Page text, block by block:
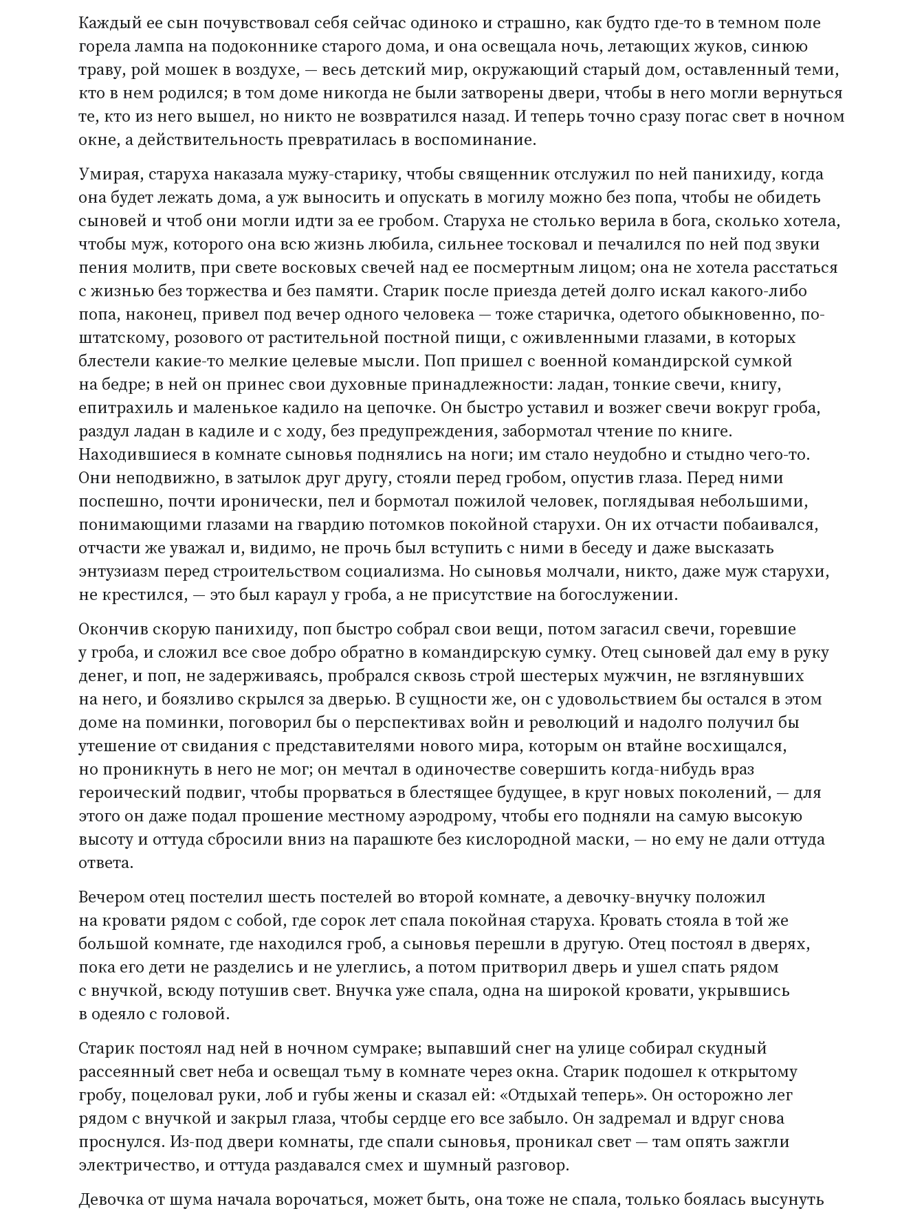
Каждый ее сын почувствовал себя сейчас одиноко и страшно, как будто где-то в темном поле
горела лампа на подоконнике старого дома, и она освещала ночь, летающих жуков, синюю
траву, рой мошек в воздухе, — весь детский мир, окружающий старый дом, оставленный теми,
кто в нем родился; в том доме никогда не были затворены двери, чтобы в него могли вернуться
те, кто из него вышел, но никто не возвратился назад. И теперь точно сразу погас свет в ночном
окне, а действительность превратилась в воспоминание.
Умирая, старуха наказала мужу-старику, чтобы священник отслужил по ней панихиду, когда
она будет лежать дома, а уж выносить и опускать в могилу можно без попа, чтобы не обидеть
сыновей и чтоб они могли идти за ее гробом. Старуха не столько верила в бога, сколько хотела,
чтобы муж, которого она всю жизнь любила, сильнее тосковал и печалился по ней под звуки
пения молитв, при свете восковых свечей над ее посмертным лицом; она не хотела расстаться
с жизнью без торжества и без памяти. Старик после приезда детей долго искал какого-либо
попа, наконец, привел под вечер одного человека — тоже старичка, одетого обыкновенно, по-
штатскому, розового от растительной постной пищи, с оживленными глазами, в которых
блестели какие-то мелкие целевые мысли. Поп пришел с военной командирской сумкой
на бедре; в ней он принес свои духовные принадлежности: ладан, тонкие свечи, книгу,
епитрахиль и маленькое кадило на цепочке. Он быстро уставил и возжег свечи вокруг гроба,
раздул ладан в кадиле и с ходу, без предупреждения, забормотал чтение по книге.
Находившиеся в комнате сыновья поднялись на ноги; им стало неудобно и стыдно чего-то.
Они неподвижно, в затылок друг другу, стояли перед гробом, опустив глаза. Перед ними
поспешно, почти иронически, пел и бормотал пожилой человек, поглядывая небольшими,
понимающими глазами на гвардию потомков покойной старухи. Он их отчасти побаивался,
отчасти же уважал и, видимо, не прочь был вступить с ними в беседу и даже высказать
энтузиазм перед строительством социализма. Но сыновья молчали, никто, даже муж старухи,
не крестился, — это был караул у гроба, а не присутствие на богослужении.
Окончив скорую панихиду, поп быстро собрал свои вещи, потом загасил свечи, горевшие
у гроба, и сложил все свое добро обратно в командирскую сумку. Отец сыновей дал ему в руку
денег, и поп, не задерживаясь, пробрался сквозь строй шестерых мужчин, не взглянувших
на него, и боязливо скрылся за дверью. В сущности же, он с удовольствием бы остался в этом
доме на поминки, поговорил бы о перспективах войн и революций и надолго получил бы
утешение от свидания с представителями нового мира, которым он втайне восхищался,
но проникнуть в него не мог; он мечтал в одиночестве совершить когда-нибудь враз
героический подвиг, чтобы прорваться в блестящее будущее, в круг новых поколений, — для
этого он даже подал прошение местному аэродрому, чтобы его подняли на самую высокую
высоту и оттуда сбросили вниз на парашюте без кислородной маски, — но ему не дали оттуда
ответа.
Вечером отец постелил шесть постелей во второй комнате, а девочку-внучку положил
на кровати рядом с собой, где сорок лет спала покойная старуха. Кровать стояла в той же
большой комнате, где находился гроб, а сыновья перешли в другую. Отец постоял в дверях,
пока его дети не разделись и не улеглись, а потом притворил дверь и ушел спать рядом
с внучкой, всюду потушив свет. Внучка уже спала, одна на широкой кровати, укрывшись
в одеяло с головой.
Старик постоял над ней в ночном сумраке; выпавший снег на улице собирал скудный
рассеянный свет неба и освещал тьму в комнате через окна. Старик подошел к открытому
гробу, поцеловал руки, лоб и губы жены и сказал ей: «Отдыхай теперь». Он осторожно лег
рядом с внучкой и закрыл глаза, чтобы сердце его все забыло. Он задремал и вдруг снова
проснулся. Из-под двери комнаты, где спали сыновья, проникал свет — там опять зажгли
электричество, и оттуда раздавался смех и шумный разговор.
Девочка от шума начала ворочаться, может быть, она тоже не спала, только боялась высунуть